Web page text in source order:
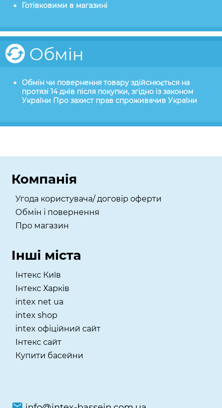
Готівковими в магазині
Обмін
Обмін чи повернення товару здійснюється на
протязі 14 днів після покупки, згідно із законом
України Про захист прав спроживачив України
Компанія
Угода користувача/ договір оферти
Обмін і повернення
Про магазин
Інші міста
Інтекс Київ
​Інтекс Харків
intex net ua
intex shop
intex офіційний сайт
Інтекс сайт
Купити басейни